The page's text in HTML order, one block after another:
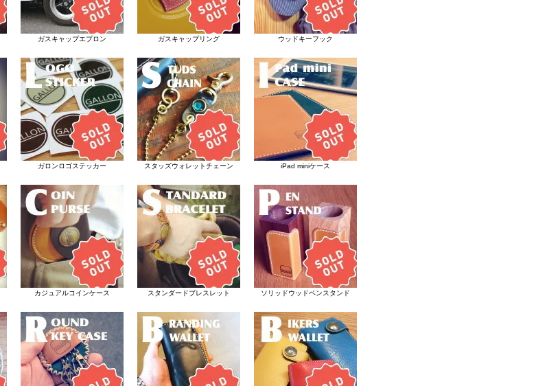
ガスキャップエプロン ガスキャップリング ウッドキーフック
ガロンロゴステッカー スタッズウォレットチェーン iPad miniケース
カジュアルコインケース スタンダードブレスレット ソリッドウッドペンスタンド